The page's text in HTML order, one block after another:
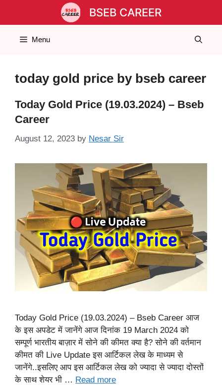
BSEB CAREER
Menu
today gold price by bseb career
Today Gold Price (19.03.2024) – Bseb
Career
August 12, 2023 by Nesar Sir
Today Gold Price (19.03.2024) – Bseb Career आज
के इस अपडेट में जानेंगे आज दिनांक 19 March 2024 को
सम्पूर्ण भारतीय बाज़ार में सोने की कीमत क्या है? सोने की वर्तमान
कीमत की Live Update इस आर्टिकल लेख के माध्यम से
जानेंगे..इसलिए आप इस आर्टिकल लेख को ज्यादा से ज्यादा दोस्तों
के साथ शेयर भी … Read more